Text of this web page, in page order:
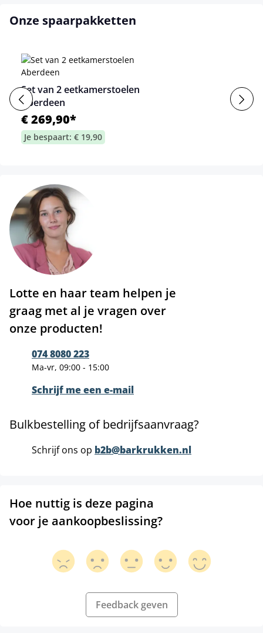
Onze spaarpakketten
Set van 2 eetkamerstoelen
Aberdeen
€ 269,90*
Je bespaart: € 19,90
Lotte en haar team helpen je
graag met al je vragen over
onze producten!
074 8080 223
Ma-vr, 09:00 - 15:00
Schrijf me een e-mail
Bulkbestelling of bedrijfsaanvraag?
Schrijf ons op b2b@barkrukken.nl
Hoe nuttig is deze pagina
voor je aankoopbeslissing?
Feedback geven